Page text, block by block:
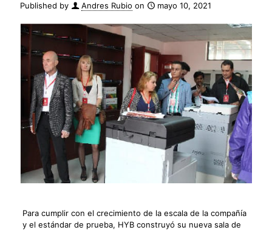
Published by Andres Rubio on mayo 10, 2021
Para cumplir con el crecimiento de la escala de la compañía
y el estándar de prueba, HYB construyó su nueva sala de